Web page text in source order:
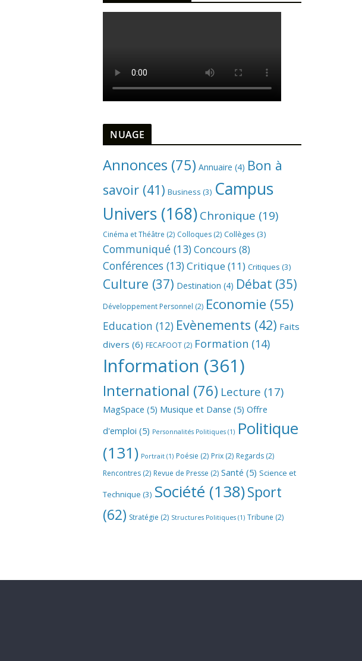
NUAGE
Annonces (75) Annuaire (4) Bon à
savoir (41) Business (3) Campus
Univers (168)Chronique (19)
Cinéma et Théâtre (2) Colloques (2) Collèges (3)
Communiqué (13) Concours (8)
Conférences (13)Critique(11) Critiques (3)
Culture (37) Destination (4) Débat (35)
Développement Personnel (2) Economie (55)
Education (12) Evènements (42) Faits
divers (6) FECAFOOT (2) Formation (14)
Information (361)
International (76) Lecture (17)
MagSpace (5) Musique et Danse (5) Offre
d'emploi (5) Personnalités Politiques (1) Politique
(131) Portrait (1) Poésie (2) Prix (2) Regards (2)
Rencontres (2) Revue de Presse (2) Santé (5) Science et
Technique (3) Société (138)Sport
(62) Stratégie (2) Structures Politiques (1) Tribune (2)